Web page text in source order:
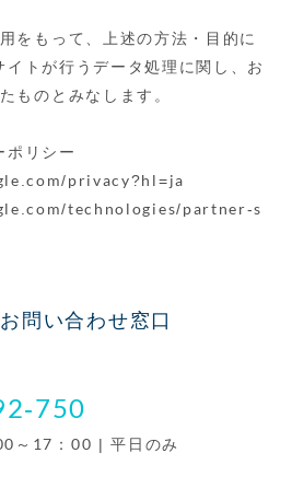
をもって、上述の方法・目的に
トが行うデータ処理に関し、お
ものとみなします。
ポリシー
privacy?hl=ja
technologies/partner-s
問い合わせ窓口
750
～17：00 | 平日のみ